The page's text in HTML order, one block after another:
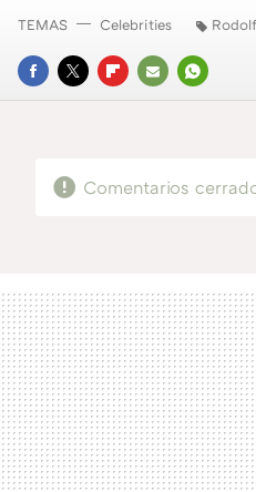
FACEBOOK
TWITTERFLIPBOARD
E-
TEMAS Celebrities
Comentarios